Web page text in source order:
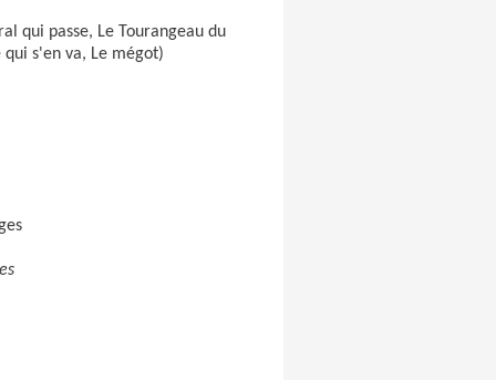
qui passe, Le Tourangeau du
s'en va, Le mégot)